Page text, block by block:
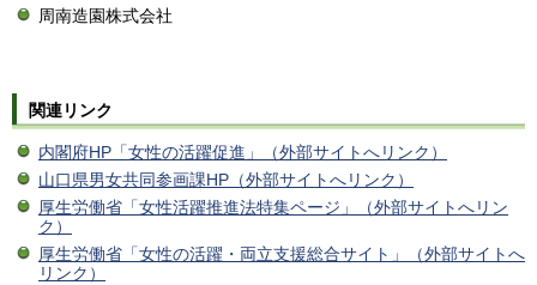
周南造園株式会社
関連リンク
内閣府HP「女性の活躍促進」（外部サイトへリンク）
山口県男女共同参画課HP（外部サイトへリンク）
厚生労働省「女性活躍推進法特集ページ」（外部サイトへリン
ク）
厚生労働省「女性の活躍・両立支援総合サイト」（外部サイトへ
リンク）